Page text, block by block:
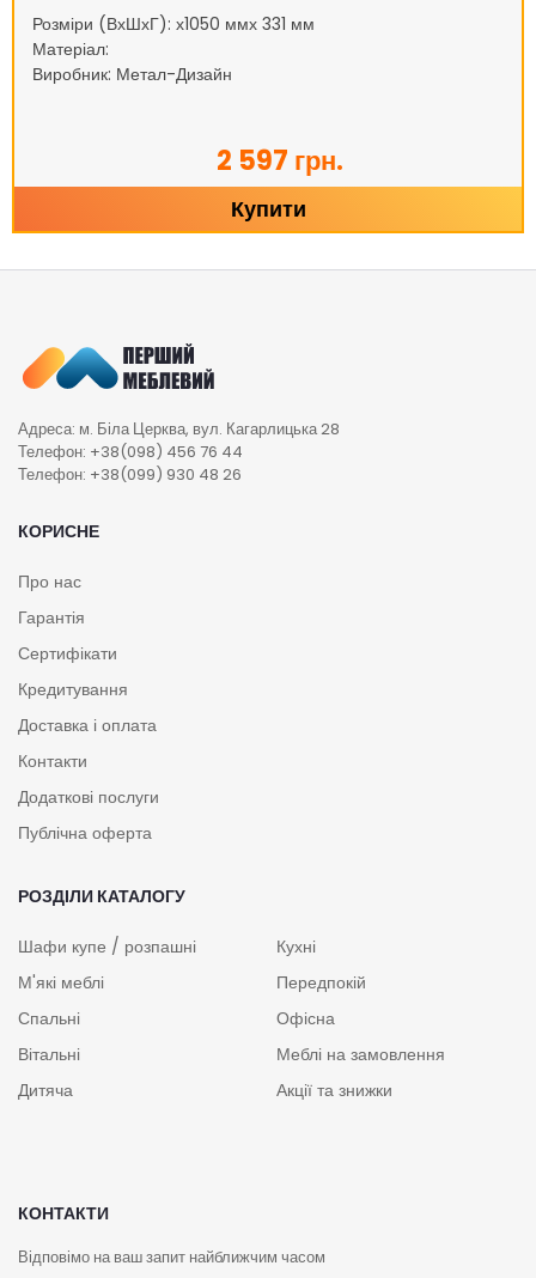
Розміри (ВхШхГ): х1050 ммх 331 мм
Матеріал:
Виробник: Метал-Дизайн
2 597 грн.
Купити
Адреса: м. Біла Церква, вул. Кагарлицька 28
Телефон: +38(098) 456 76 44
Телефон: +38(099) 930 48 26
КОРИСНЕ
Про нас
Гарантія
Сертифікати
Кредитування
Доставка і оплата
Контакти
Додаткові послуги
Публічна оферта
РОЗДІЛИ КАТАЛОГУ
Шафи купе / розпашні
М'які меблі
Спальні
Вітальні
Дитяча
Кухні
Передпокій
Офісна
Меблі на замовлення
Акції та знижки
КОНТАКТИ
Відповімо на ваш запит найближчим часом